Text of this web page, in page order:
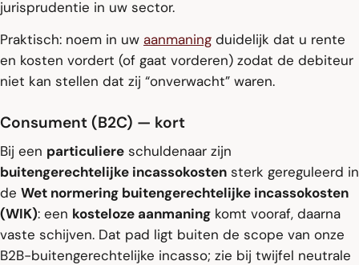
jurisprudentie in uw sector.
Praktisch: noem in uw aanmaning duidelijk dat u rente
en kosten vordert (of gaat vorderen) zodat de debiteur
niet kan stellen dat zij “onverwacht” waren.
Consument (B2C) — kort
Bij een particuliere schuldenaar zijn
buitengerechtelijke incassokosten sterk gereguleerd in
de Wet normering buitengerechtelijke incassokosten
(WIK): een kosteloze aanmaning komt vooraf, daarna
vaste schijven. Dat pad ligt buiten de scope van onze
B2B-buitengerechtelijke incasso; zie bij twijfel neutrale